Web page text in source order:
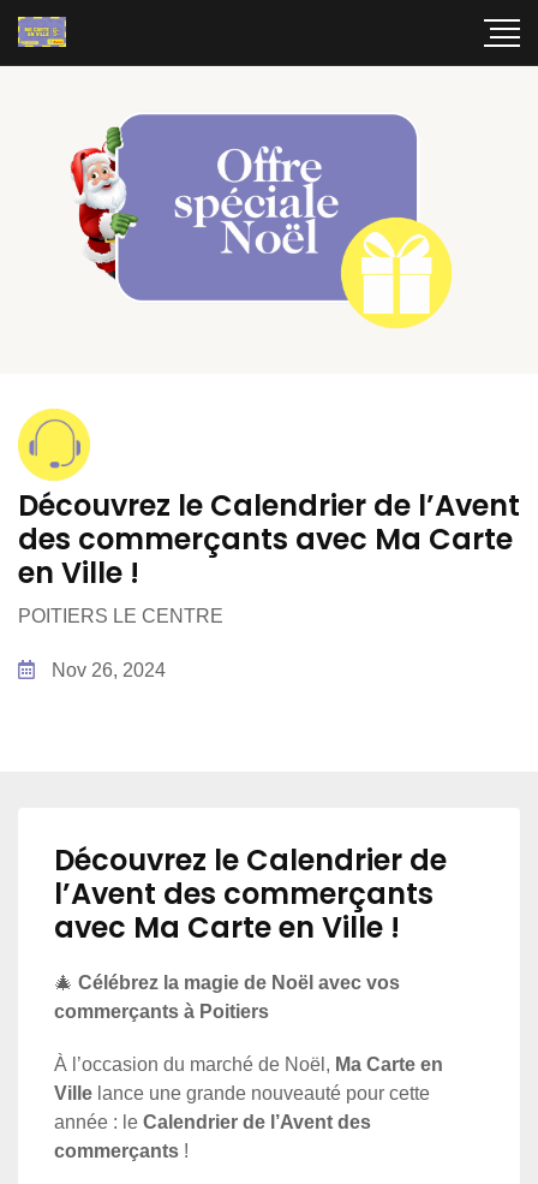
Découvrez le Calendrier de l’Avent
des commerçants avec Ma Carte
en Ville !
POITIERS LE CENTRE
Nov 26, 2024
Découvrez le Calendrier de
l’Avent des commerçants
avec Ma Carte en Ville !
🎄 Célébrez la magie de Noël avec vos
commerçants à Poitiers
À l’occasion du marché de Noël, Ma Carte en
Ville lance une grande nouveauté pour cette
année : le Calendrier de l’Avent des
commerçants !